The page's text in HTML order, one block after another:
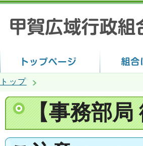
トップ
【事務部局